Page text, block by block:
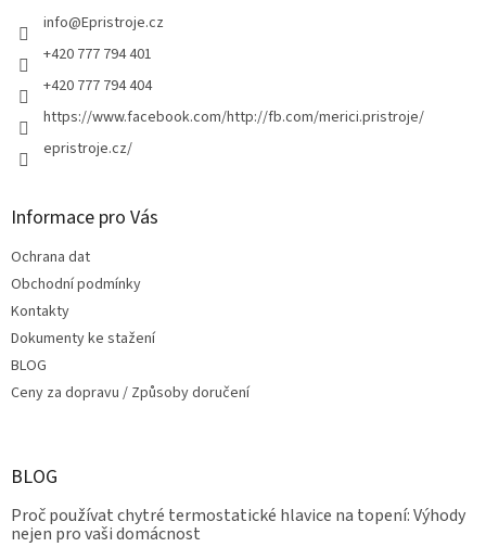
info@Epristroje.cz
+420 777 794 401
+420 777 794 404
https://www.facebook.com/http://fb.com/merici.pristroje/
epristroje.cz/
Informace pro Vás
Ochrana dat
Obchodní podmínky
Kontakty
Dokumenty ke stažení
BLOG
Ceny za dopravu / Způsoby doručení
BLOG
Proč používat chytré termostatické hlavice na topení: Výhody
nejen pro vaši domácnost